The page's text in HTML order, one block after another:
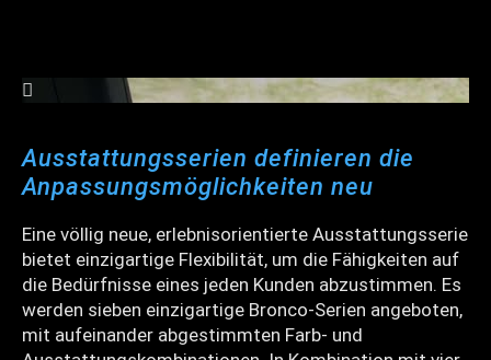
Ausstattungsserien definieren die
Anpassungsmöglichkeiten neu
Eine völlig neue, erlebnisorientierte Ausstattungsserie
bietet einzigartige Flexibilität, um die Fähigkeiten auf
die Bedürfnisse eines jeden Kunden abzustimmen. Es
werden sieben einzigartige Bronco-Serien angeboten,
mit aufeinander abgestimmten Farb- und